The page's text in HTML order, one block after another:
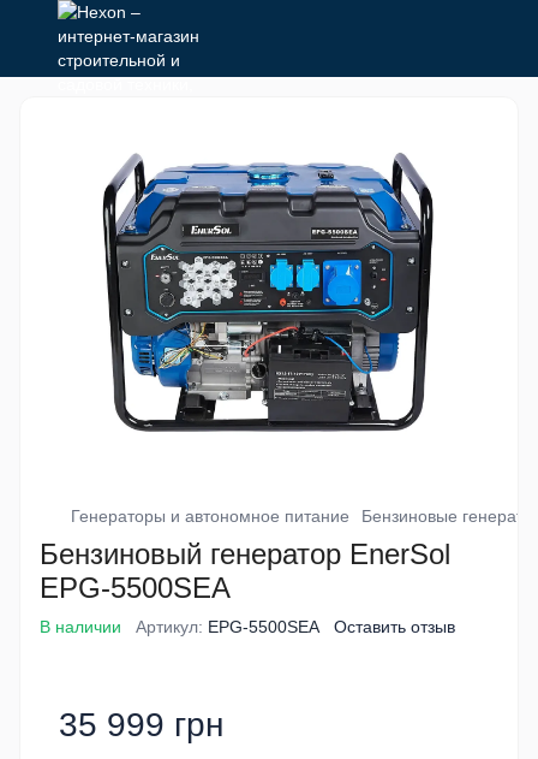
Генераторы и автономное питание Бензиновые
Бензиновый генератор EnerSol
EPG-5500SEA
В наличии Артикул: EPG-5500SEA Оставить отзыв
35 999 грн